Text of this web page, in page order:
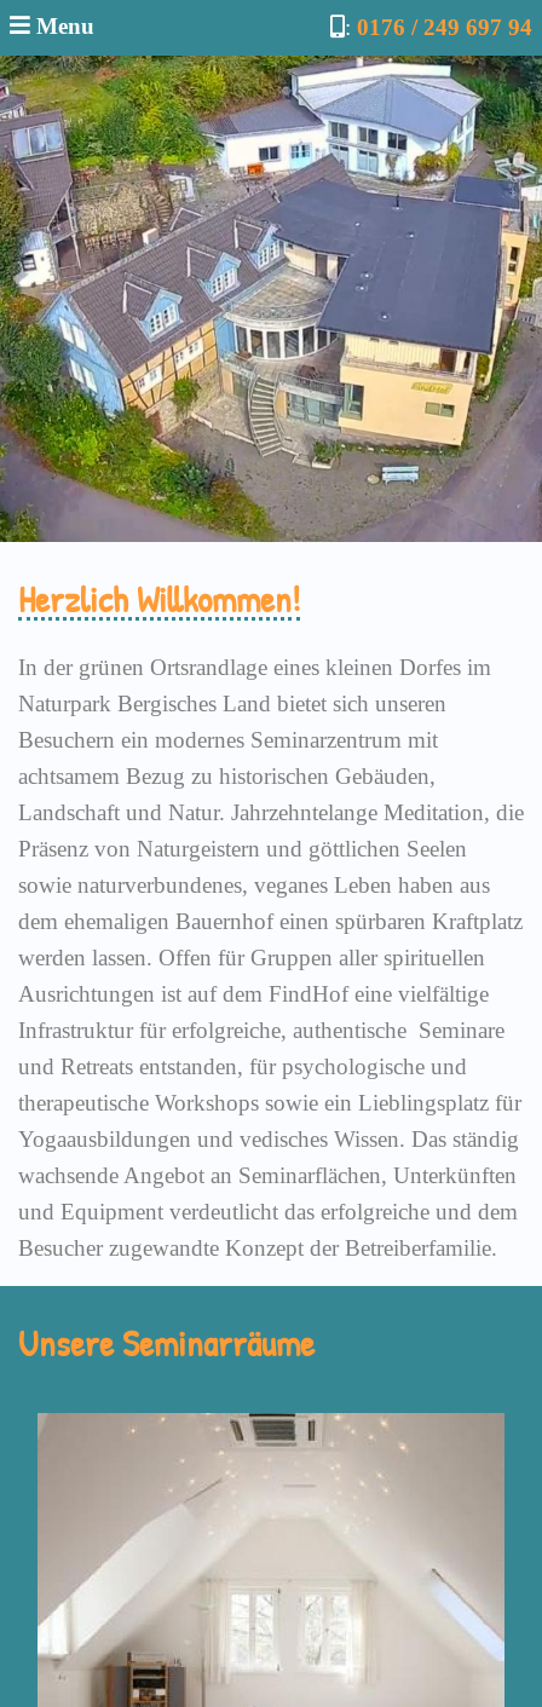
Menu : 0176 / 249 697 94
Herzlich Willkommen!
In der grünen Ortsrandlage eines kleinen Dorfes im
Naturpark Bergisches Land bietet sich unseren
Besuchern ein modernes Seminarzentrum mit
achtsamem Bezug zu historischen Gebäuden,
Landschaft und Natur. Jahrzehntelange Meditation, die
Präsenz von Naturgeistern und göttlichen Seelen
sowie naturverbundenes, veganes Leben haben aus
dem ehemaligen Bauernhof einen spürbaren Kraftplatz
werden lassen. Offen für Gruppen aller spirituellen
Ausrichtungen ist auf dem FindHof eine vielfältige
Infrastruktur für erfolgreiche, authentische Seminare
und Retreats entstanden, für psychologische und
therapeutische Workshops sowie ein Lieblingsplatz für
Yogaausbildungen und vedisches Wissen. Das ständig
wachsende Angebot an Seminarflächen, Unterkünften
und Equipment verdeutlicht das erfolgreiche und dem
Besucher zugewandte Konzept der Betreiberfamilie.
Unsere Seminarräume